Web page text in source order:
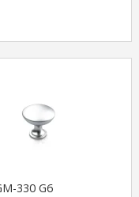
330 G6